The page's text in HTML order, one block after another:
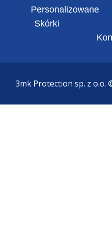
Personalizowane
Skórki
3mk Protection sp. z o.o.